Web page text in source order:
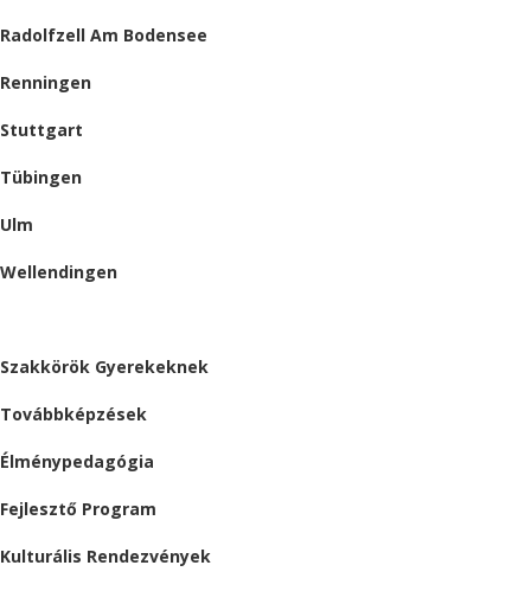
Radolfzell Am Bodensee
Renningen
Stuttgart
Tübingen
Ulm
Wellendingen
Szakkörök Gyerekeknek
Továbbképzések
Élménypedagógia
Fejlesztő Program
Kulturális Rendezvények